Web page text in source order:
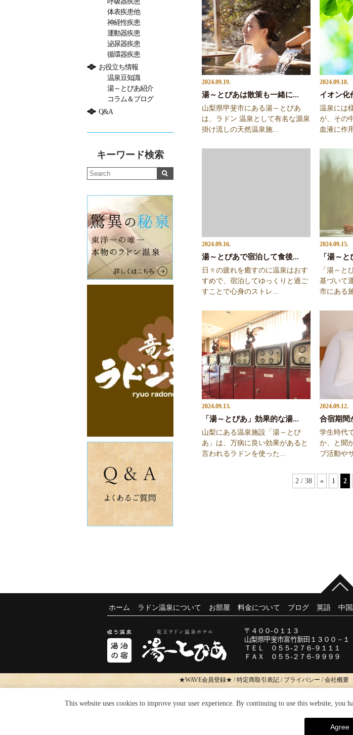
2024.09.19.
湯～とぴあは散策も一緒に...
山梨県甲斐市にある湯～とぴあ
は、ラドン 温泉として有名な源泉
掛け流しの天然温泉施...
2024.09.18.
イオン化
温泉には
が、その
血液に作
2024.09.16.
湯～とぴあで宿泊して食後...
日々の疲れを癒すのに温泉はおす
すめで、宿泊してゆっくりと過ご
すことで心身のストレ...
2024.09.15.
「湯～
「湯～と
基づいて
市にある
2024.09.13.
「湯～とぴあ」効果的な湯...
山梨にある温泉施設「湯～とぴ
あ」は、万病に良い効果があると
言われるラドンを使った...
2024.09.12.
合宿期間
学生時代
か、と聞
ブ活動や
2 / 38 « 1 2
体表疾患他
神経性疾患
運動器疾患
泌尿器疾患
循環器疾患
お役立ち情報
温泉豆知識
湯～とぴあ紹介
コラム＆ブログ
Q&A
キーワード検索
ホーム ラドン温泉について お部屋 料金について ブログ 英語 中
〒４００-０１１３
山梨県甲斐市富竹新田１３００－１
ＴＥＬ ０５５-２７６-９１１１
ＦＡＸ ０５５-２７６-９９９９
★WAVE会員登録★ /特定商取引表記 / プライバシー /会社概要
This website uses cookies to improve your user experience. By continuing to use this website,
Agree